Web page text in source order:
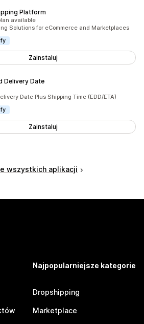
Platform
870
available
Solutions for eCommerce and Marketplaces
Zainstaluj
Delivery Date
865
Date Plus Shipping Time (EDD/ETA)
Zainstaluj
wszystkich aplikacji
Najpopularniejsze kategorie
Dropshipping
Marketplace